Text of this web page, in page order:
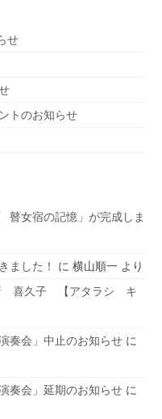
せ
トのお知らせ
女宿の記憶」が完成しま
ました！
に 横山順一 より
喜久子 【アタラシ キ
奏会」中止のお知らせ に
奏会」延期のお知らせ に